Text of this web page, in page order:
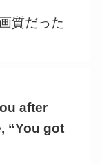
質だった
after
“You got